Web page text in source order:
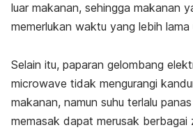
luar makanan, sehingga makanan
memerlukan waktu yang lebih
Selain itu, paparan gelombang
microwave tidak mengurangi
makanan, namun suhu terlalu
memasak dapat merusak berbagai